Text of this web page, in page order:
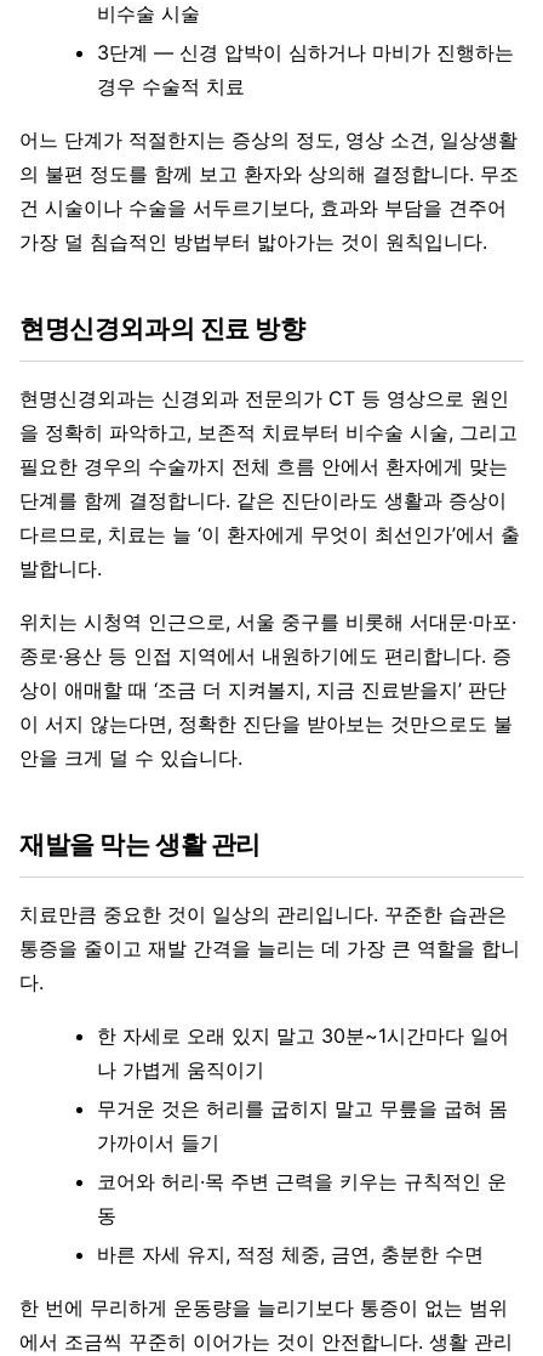
비수술 시술
3단계 — 신경 압박이 심하거나 마비가 진행하는
경우 수술적 치료
어느 단계가 적절한지는 증상의 정도, 영상 소견, 일상생활
의 불편 정도를 함께 보고 환자와 상의해 결정합니다. 무조
건 시술이나 수술을 서두르기보다, 효과와 부담을 견주어
가장 덜 침습적인 방법부터 밟아가는 것이 원칙입니다.
현명신경외과의 진료 방향
현명신경외과는 신경외과 전문의가 CT 등 영상으로 원인
을 정확히 파악하고, 보존적 치료부터 비수술 시술, 그리고
필요한 경우의 수술까지 전체 흐름 안에서 환자에게 맞는
단계를 함께 결정합니다. 같은 진단이라도 생활과 증상이
다르므로, 치료는 늘 ‘이 환자에게 무엇이 최선인가’에서 출
발합니다.
위치는 시청역 인근으로, 서울 중구를 비롯해 서대문·마포·
종로·용산 등 인접 지역에서 내원하기에도 편리합니다. 증
상이 애매할 때 ‘조금 더 지켜볼지, 지금 진료받을지’ 판단
이 서지 않는다면, 정확한 진단을 받아보는 것만으로도 불
안을 크게 덜 수 있습니다.
재발을 막는 생활 관리
치료만큼 중요한 것이 일상의 관리입니다. 꾸준한 습관은
통증을 줄이고 재발 간격을 늘리는 데 가장 큰 역할을 합니
다.
한 자세로 오래 있지 말고 30분~1시간마다 일어
나 가볍게 움직이기
무거운 것은 허리를 굽히지 말고 무릎을 굽혀 몸
가까이서 들기
코어와 허리·목 주변 근력을 키우는 규칙적인 운
동
바른 자세 유지, 적정 체중, 금연, 충분한 수면
한 번에 무리하게 운동량을 늘리기보다 통증이 없는 범위
에서 조금씩 꾸준히 이어가는 것이 안전합니다. 생활 관리